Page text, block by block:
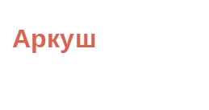
content
Аркуш